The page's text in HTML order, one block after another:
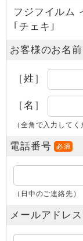
フジフイルム
｢チェキ｣
お客様のお名前
［姓］
［名］
（全角で入力してく
電話番号
（日中のご連絡先）
メールアドレス